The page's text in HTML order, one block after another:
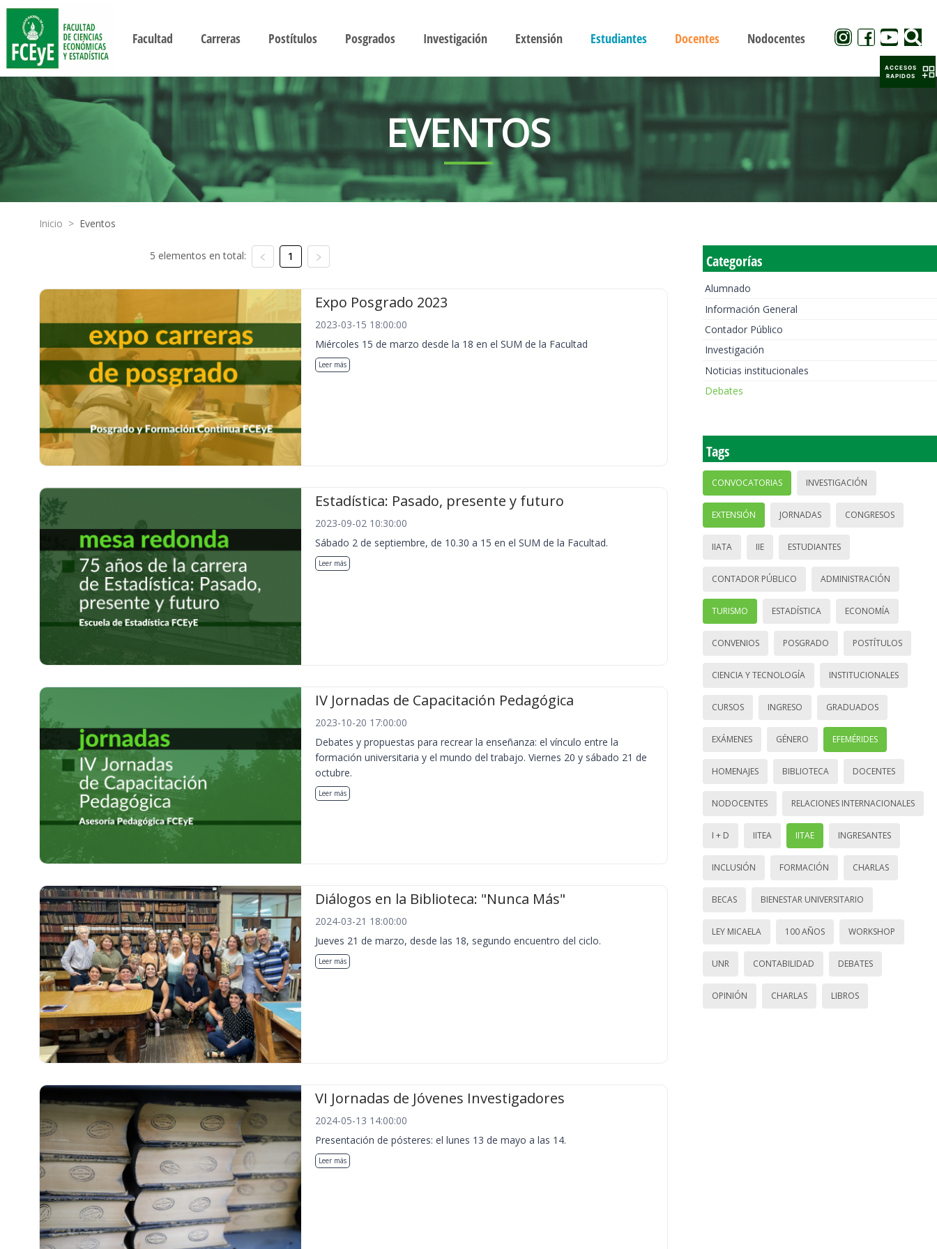
Facultad Carreras Postítulos Posgrados Investigación Extensión Estudiantes Docentes Nodocentes
EVENTOS
Inicio > Eventos
5 elementos en total: 1
Expo Posgrado 2023
2023-03-15 18:00:00
Miércoles 15 de marzo desde la 18 en el SUM de la Facultad
Leer más
Estadística: Pasado, presente y futuro
2023-09-02 10:30:00
Sábado 2 de septiembre, de 10.30 a 15 en el SUM de la Facultad.
Leer más
IV Jornadas de Capacitación Pedagógica
2023-10-20 17:00:00
Debates y propuestas para recrear la enseñanza: el vínculo entre la
formación universitaria y el mundo del trabajo. Viernes 20 y sábado 21 de
octubre.
Leer más
Diálogos en la Biblioteca: "Nunca Más"
2024-03-21 18:00:00
Jueves 21 de marzo, desde las 18, segundo encuentro del ciclo.
Leer más
VI Jornadas de Jóvenes Investigadores
2024-05-13 14:00:00
Presentación de pósteres: el lunes 13 de mayo a las 14.
Leer más
Categorías
Alumnado
Información General
Contador Público
Investigación
Noticias institucionales
Debates
Tags
CONVOCATORIAS INVESTIGACIÓN
EXTENSIÓN JORNADAS CONGRESOS
IIATA IIE ESTUDIANTES
CONTADOR PÚBLICO ADMINISTRACIÓN
TURISMO ESTADÍSTICA ECONOMÍA
CONVENIOS POSGRADO POSTÍTULOS
CIENCIA Y TECNOLOGÍA INSTITUCIONALES
CURSOS INGRESO GRADUADOS
EXÁMENES GÉNERO EFEMÉRIDES
HOMENAJES BIBLIOTECA DOCENTES
NODOCENTES RELACIONES INTERNACIONALES
I + D IITEA IITAE INGRESANTES
INCLUSIÓN FORMACIÓN CHARLAS
BECAS BIENESTAR UNIVERSITARIO
LEY MICAELA 100 AÑOS WORKSHOP
UNR CONTABILIDAD DEBATES
OPINIÓN CHARLAS LIBROS
ACCESOS
RAPIDOS